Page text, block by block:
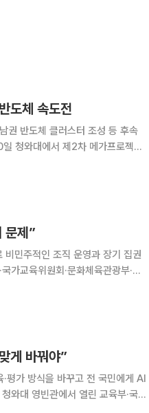
도체 속도전
권 반도체 클러스터 조성 등 후속
청와대에서 제2차 메가프로젝트
사업의 부지 확보와 기반시설 구
문제”
비민주적인 조직 운영과 장기 집권
가교육위원회·문화체육관광부·국
“선출 과정에서 민주적이고 객관적
게 바꿔야”
평가 방식을 바꾸고 전 국민에게 AI
와대 영빈관에서 열린 교육부·국가